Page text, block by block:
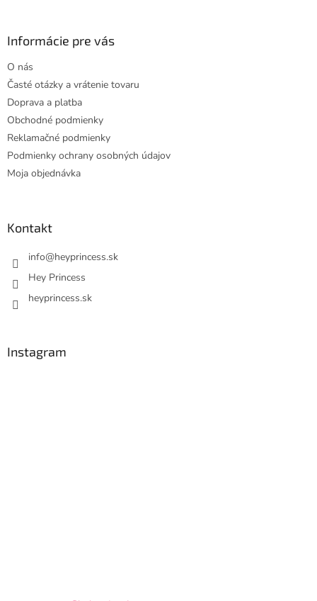
Informácie pre vás
O nás
Časté otázky a vrátenie tovaru
Doprava a platba
Obchodné podmienky
Reklamačné podmienky
Podmienky ochrany osobných údajov
Moja objednávka
Kontakt
info@heyprincess.sk
Hey Princess
heyprincess.sk
Instagram